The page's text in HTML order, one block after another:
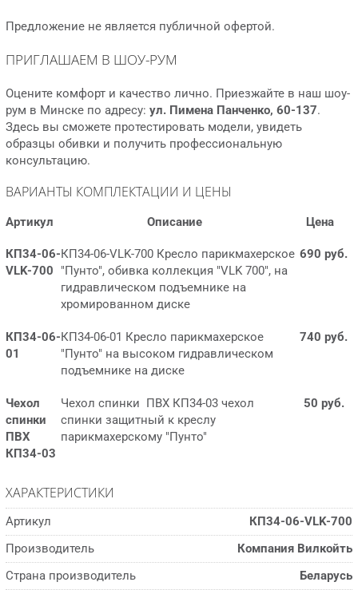
Предложение не является публичной офертой.
ПРИГЛАШАЕМ В ШОУ-РУМ
Оцените комфорт и качество лично. Приезжайте в наш шоу-
рум в Минске по адресу: ул. Пимена Панченко, 60-137.
Здесь вы сможете протестировать модели, увидеть
образцы обивки и получить профессиональную
консультацию.
ВАРИАНТЫ КОМПЛЕКТАЦИИ И ЦЕНЫ
Артикул Описание Цена
КП34-06-
VLK-700
КП34-06-VLK-700 Кресло парикмахерское
"Пунто", обивка коллекция "VLK 700", на
гидравлическом подъемнике на
хромированном диске
690 руб.
КП34-06-
01
КП34-06-01 Кресло парикмахерское
"Пунто" на высоком гидравлическом
подъемнике на диске
740 руб.
Чехол
спинки
ПВХ
КП34-03
Чехол спинки ПВХ КП34-03 чехол
спинки защитный к креслу
парикмахерскому "Пунто"
50 руб.
ХАРАКТЕРИСТИКИ
Артикул
КП34-06-VLK-700
Производитель
Компания Вилкойть
Страна производитель
Беларусь